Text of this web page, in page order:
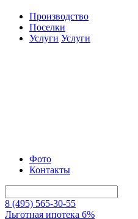
Производство
Поселки
Услуги Услуги
Фото
Контакты
8 (495) 565-30-55
Льготная ипотека 6%